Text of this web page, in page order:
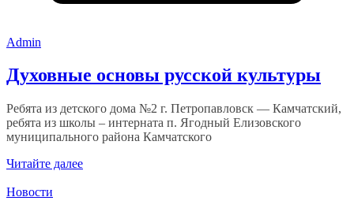
Admin
Духовные основы русской культуры
Ребята из детского дома №2 г. Петропавловск — Камчатский,
ребята из школы – интерната п. Ягодный Елизовского
муниципального района Камчатского
Читайте далее
Новости